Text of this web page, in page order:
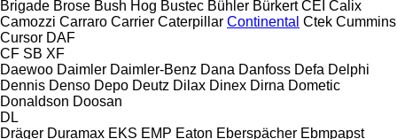
Brigade Brose Bush Hog Bustec Bühler Bürkert CEI Calix
Camozzi Carraro Carrier Caterpillar Continental Ctek Cummins
Cursor DAF
CF SB XF
Daewoo Daimler Daimler-Benz Dana Danfoss Defa Delphi
Dennis Denso Depo Deutz Dilax Dinex Dirna Dometic
Donaldson Doosan
DL
Dräger Duramax EKS EMP Eaton Eberspächer Ebmpapst